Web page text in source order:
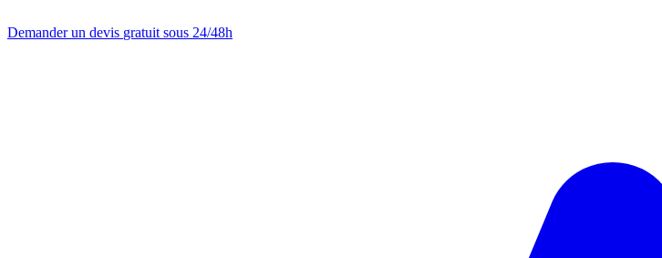
Demander un devis gratuit sous 24/48h